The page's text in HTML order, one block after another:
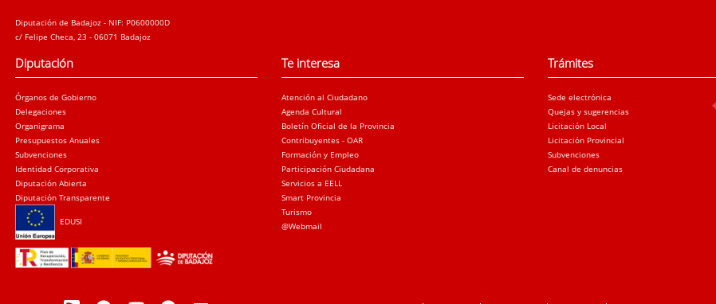
Diputación de Badajoz - NIF: P0600000D
c/ Felipe Checa, 23 - 06071 Badajoz
Diputación
Órganos de Gobierno
Delegaciones
Organigrama
Presupuestos Anuales
Subvenciones
Identidad Corporativa
Diputación Abierta
Diputación Transparente
EDUSI
Te interesa
Atención al Ciudadano
Agenda Cultural
Boletín Oficial de la Provincia
Contribuyentes - OAR
Formación y Empleo
Participación Ciudadana
Servicios a EELL
Smart Provincia
Turismo
@Webmail
Trámites
Sede electrónica
Quejas y sugerencias
Licitación Local
Licitación Provincial
Subvenciones
Canal de denuncias